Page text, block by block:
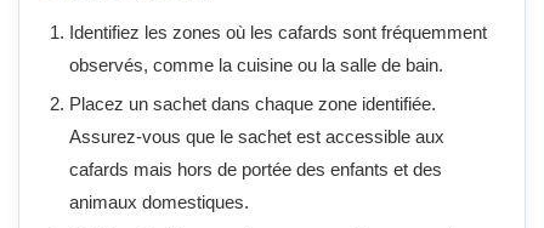
Identifiez les zones où les cafards sont fréquemment
observés, comme la cuisine ou la salle de bain.
Placez un sachet dans chaque zone identifiée.
Assurez-vous que le sachet est accessible aux
cafards mais hors de portée des enfants et des
animaux domestiques.